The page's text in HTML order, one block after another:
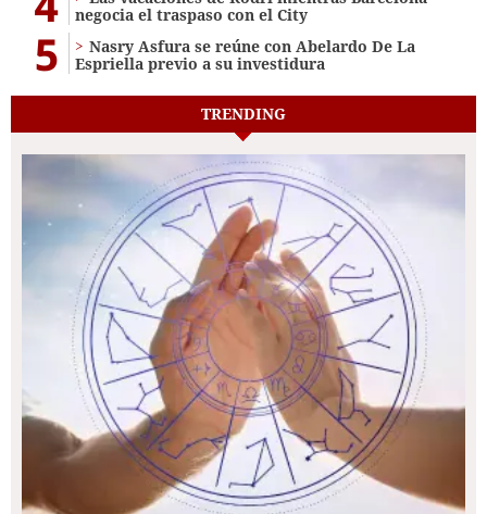
negocia el traspaso con el City
5
Nasry Asfura se reúne con Abelardo De La
Espriella previo a su investidura
TRENDING